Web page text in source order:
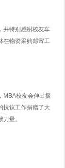
并特别感谢校友车
在物资采购邮寄工
MBA校友会伸出援
抗议工作捐赠了大
量。